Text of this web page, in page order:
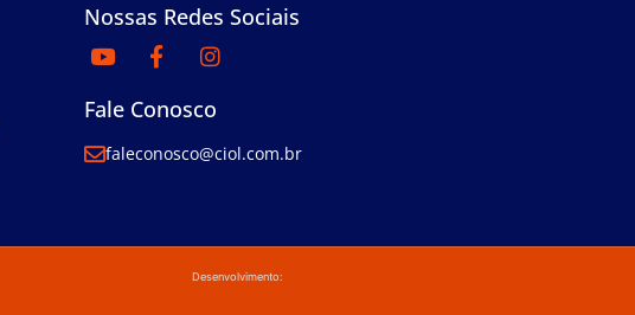
Nossas Redes Sociais
Fale Conosco
faleconosco@ciol.com.br
Desenvolvimento: